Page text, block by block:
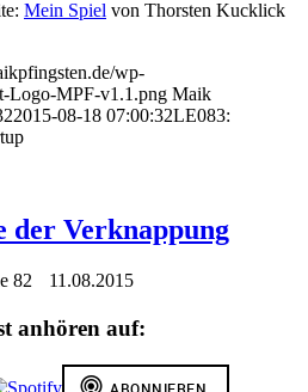
Mein Spiel von Thorsten Kucklick
wp-
Logo-MPF-v1.1.png Maik
2015-08-18 07:00:32LE083:
der Verknappung
82 11.08.2015
anhören auf: